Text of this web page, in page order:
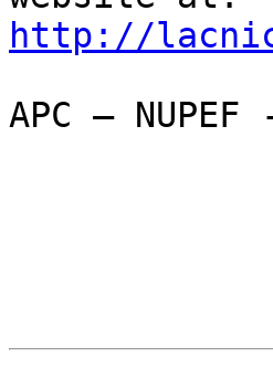
http://
APC – NUPEF